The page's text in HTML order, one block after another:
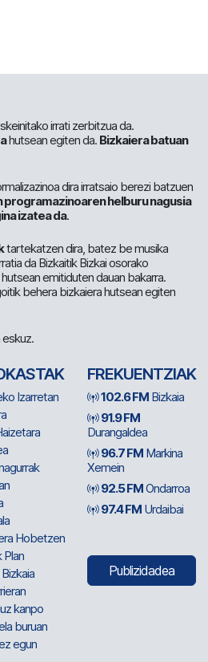
irrati zerbitzua da.
hutsean egiten da. Bizkaiera batuan
dira irratsaio berezi batzuen
programazinoaren helburu nagusia
izatea da.
tartekatzen dira, batez be musika
da Bizkaitik Bizkai osorako
emitiduten dauan bakarra.
behera bizkaiera hutsean egiten
Izarretan
Hobetzen
Plan
kanpo
buruan
egun
FREKUENTZIAK
102.6 FM Bizkaia
91.9 FM
Durangaldea
96.7 FM Markina
Xemein
92.5 FMOndarroa
97.4 FM Urdaibai
Publizidadea